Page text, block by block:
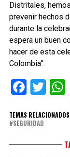
Distritales,
prevenir hechos
durante la
espera un buen
hacer de esta
Colombia”.
TEMAS
SEGURIDAD